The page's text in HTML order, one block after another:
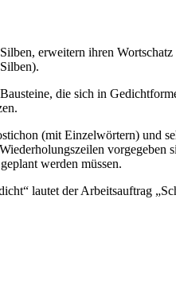
erweitern ihren
die sich in
(mit Einzelwörtern) und
vorgegeben
werden müssen.
lautet der Arbeitsauftrag